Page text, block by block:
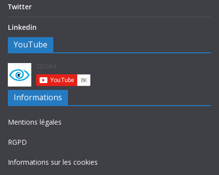
Twitter
Linkedin
YouTube
Informations
Mentions légales
RGPD
Informations sur les cookies